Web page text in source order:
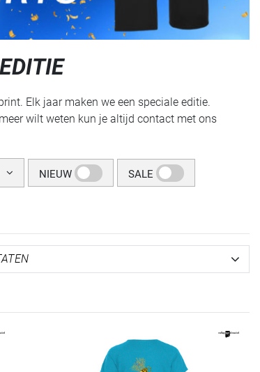
Elk jaar maken we een speciale editie.
wilt weten kun je altijd contact met ons
NIEUW SALE